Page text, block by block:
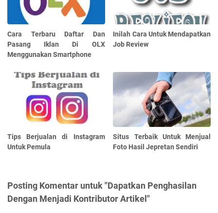
Cara Terbaru Daftar Dan
Pasang Iklan Di OLX
Menggunakan Smartphone
Inilah Cara Untuk Mendapatkan
Job Review
Tips Berjualan di Instagram
Untuk Pemula
Situs Terbaik Untuk Menjual
Foto Hasil Jepretan Sendiri
Posting Komentar untuk "Dapatkan Penghasilan
Dengan Menjadi Kontributor Artikel"